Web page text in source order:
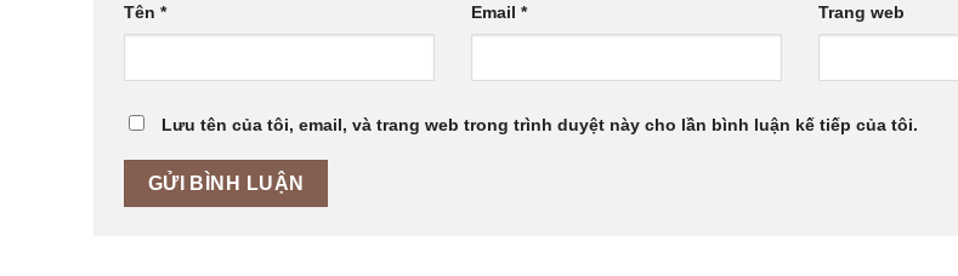
Tên * Email * Trang web
Lưu tên của tôi, email, và trang web trong trình duyệt này cho lần bình luận kế tiếp của tôi.